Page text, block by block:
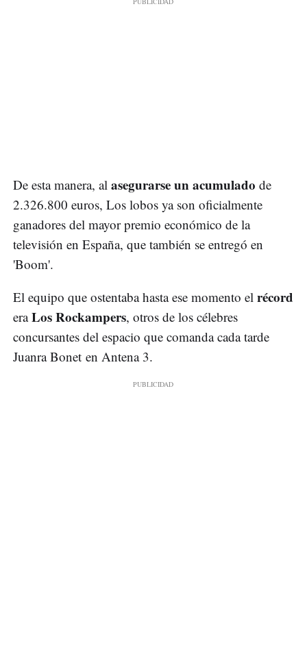
De esta manera, al asegurarse un acumulado de
2.326.800 euros, Los lobos ya son oficialmente
ganadores del mayor premio económico de la
televisión en España, que también se entregó en
'Boom'.
El equipo que ostentaba hasta ese momento el récord
eraLos Rockampers, otros de los célebres
concursantes del espacio que comanda cada tarde
Juanra Bonet en Antena 3.